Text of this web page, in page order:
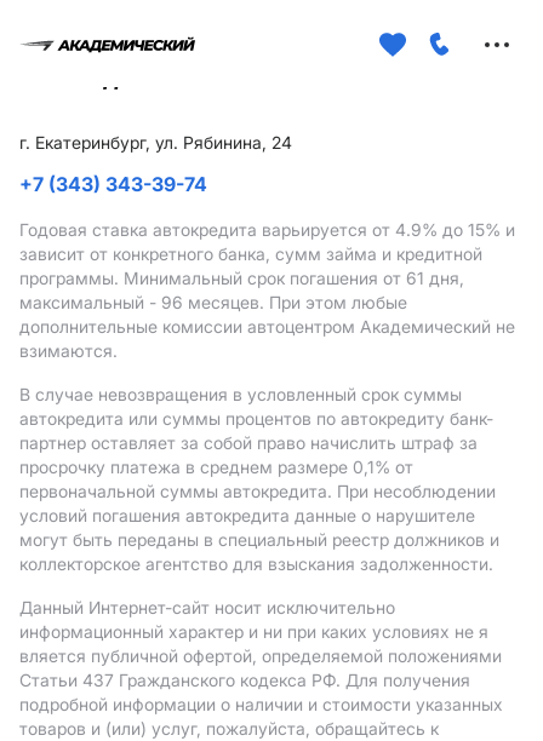
г. Екатеринбург, ул. Рябинина, 24
+7 (343) 343-39-74
Годовая ставка автокредита варьируется от 4.9% до 15% и
зависит от конкретного банка, сумм займа и кредитной
программы. Минимальный срок погашения от 61 дня,
максимальный - 96 месяцев. При этом любые
дополнительные комиссии автоцентром Академический не
взимаются.
В случае невозвращения в условленный срок суммы
автокредита или суммы процентов по автокредиту банк-
партнер оставляет за собой право начислить штраф за
просрочку платежа в среднем размере 0,1% от
первоначальной суммы автокредита. При несоблюдении
условий погашения автокредита данные о нарушителе
могут быть переданы в специальный реестр должников и
коллекторское агентство для взыскания задолженности.
Данный Интернет-сайт носит исключительно
информационный характер и ни при каких условиях не я
вляется публичной офертой, определяемой положениями
Статьи 437 Гражданского кодекса РФ. Для получения
подробной информации о наличии и стоимости указанных
товаров и (или) услуг, пожалуйста, обращайтесь к